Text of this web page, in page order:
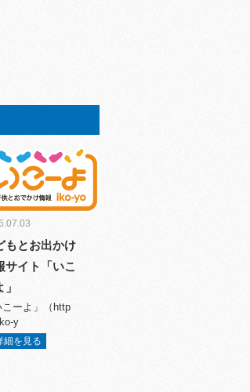
もとお出かけ
サイト「いこ
こーよ」（http
y
細を見る